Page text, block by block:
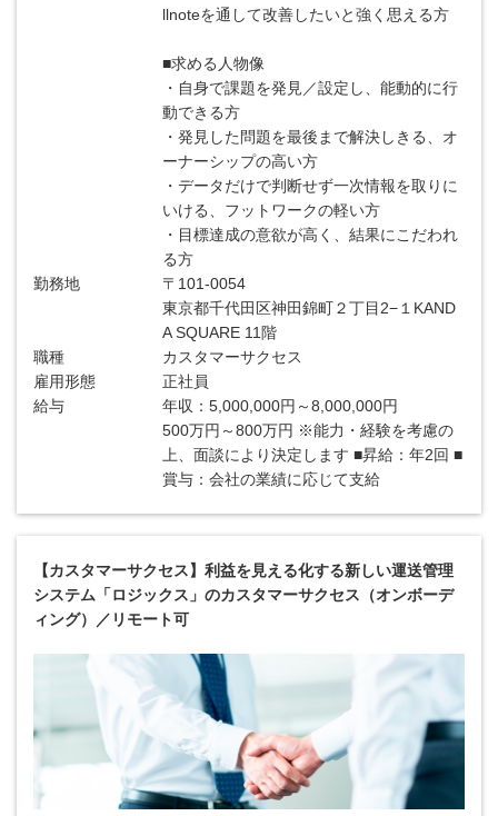
llnoteを通して改善したいと強く思える方
■求める人物像
・自身で課題を発見／設定し、能動的に行
動できる方
・発見した問題を最後まで解決しきる、オ
ーナーシップの高い方
・データだけで判断せず一次情報を取りに
いける、フットワークの軽い方
・目標達成の意欲が高く、結果にこだわれ
る方
勤務地
〒101-0054
東京都千代田区神田錦町２丁目2−１KAND
A SQUARE 11階
職種
カスタマーサクセス
雇用形態
正社員
給与
年収：5,000,000円～8,000,000円
500万円～800万円 ※能力・経験を考慮の
上、面談により決定します ■昇給：年2回 ■
賞与：会社の業績に応じて支給
【カスタマーサクセス】利益を見える化する新しい運送管理
システム「ロジックス」のカスタマーサクセス（オンボーデ
ィング）／リモート可